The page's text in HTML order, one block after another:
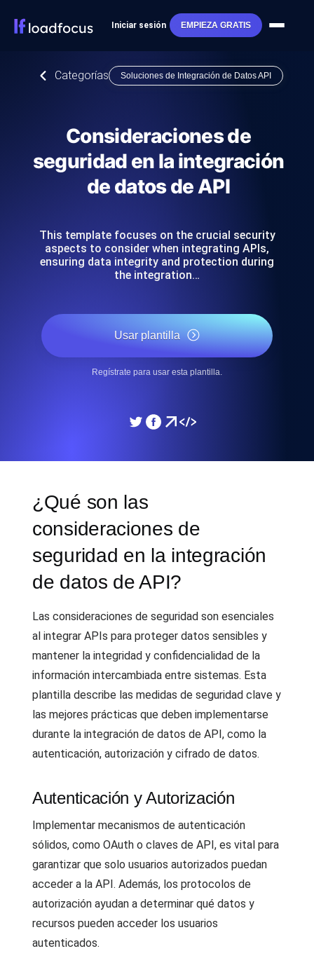
Iniciar sesión EMPIEZA GRATIS
Categorías Soluciones de Integración de Datos API
Consideraciones de
seguridad en la integración
de datos de API
This template focuses on the crucial security
aspects to consider when integrating APIs,
ensuring data integrity and protection during
the integration…
Usar plantilla
Regístrate para usar esta plantilla.
¿Qué son las
consideraciones de
seguridad en la integración
de datos de API?
Las consideraciones de seguridad son esenciales
al integrar APIs para proteger datos sensibles y
mantener la integridad y confidencialidad de la
información intercambiada entre sistemas. Esta
plantilla describe las medidas de seguridad clave y
las mejores prácticas que deben implementarse
durante la integración de datos de API, como la
autenticación, autorización y cifrado de datos.
Autenticación y Autorización
Implementar mecanismos de autenticación
sólidos, como OAuth o claves de API, es vital para
garantizar que solo usuarios autorizados puedan
acceder a la API. Además, los protocolos de
autorización ayudan a determinar qué datos y
recursos pueden acceder los usuarios
autenticados.